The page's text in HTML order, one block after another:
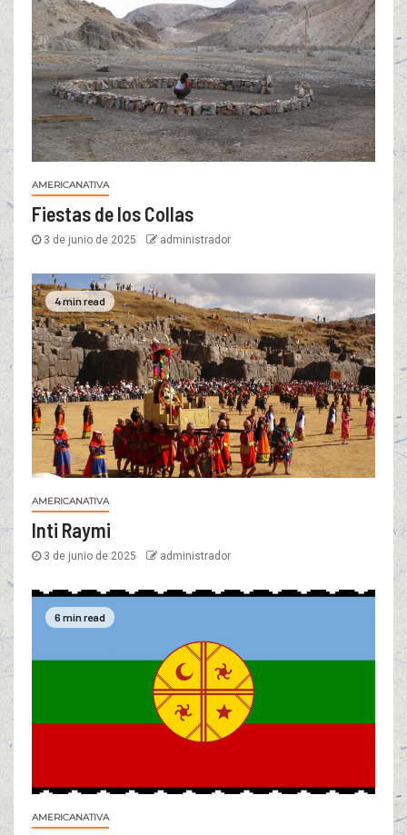
AMERICANATIVA
Fiestas de los Collas
3 de junio de 2025 administrador
4 min read
AMERICANATIVA
Inti Raymi
3 de junio de 2025 administrador
6 min read
AMERICANATIVA